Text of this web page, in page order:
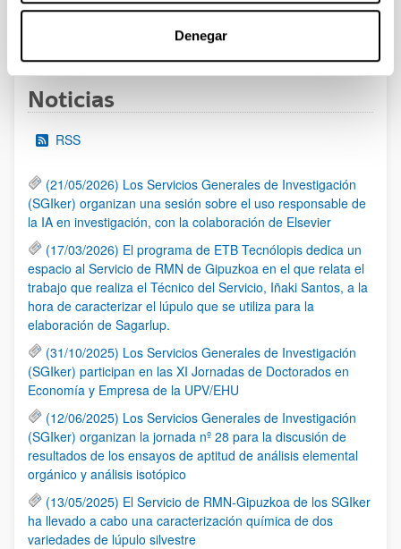
Denegar
Páginas intermedias Use TAB para desplazarse.
PáginaPágina
13 14
Noticias
RSS
(21/05/2026) Los Servicios Generales de Investigación
(SGIker) organizan una sesión sobre el uso responsable de
la IA en investigación, con la colaboración de Elsevier
(17/03/2026) El programa de ETB Tecnólopis dedica un
espacio al Servicio de RMN de Gipuzkoa en el que relata el
trabajo que realiza el Técnico del Servicio, Iñaki Santos, a la
hora de caracterizar el lúpulo que se utiliza para la
elaboración de Sagarlup.
(31/10/2025) Los Servicios Generales de Investigación
(SGIker) participan en las XI Jornadas de Doctorados en
Economía y Empresa de la UPV/EHU
(12/06/2025) Los Servicios Generales de Investigación
(SGIker) organizan la jornada nº 28 para la discusión de
resultados de los ensayos de aptitud de análisis elemental
orgánico y análisis isotópico
(13/05/2025) El Servicio de RMN-Gipuzkoa de los SGIker
ha llevado a cabo una caracterización química de dos
variedades de lúpulo silvestre